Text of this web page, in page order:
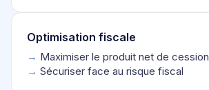
Optimisation fiscale
→ Maximiser le produit net de cession
→ Sécuriser face au risque fiscal